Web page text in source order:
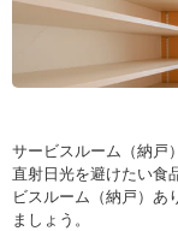
サービスルーム（納戸
直射日光を避けたい食
ビスルーム（納戸）あ
ましょう。